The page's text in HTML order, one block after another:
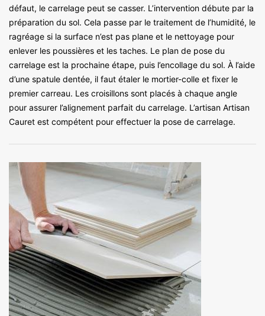
défaut, le carrelage peut se casser. L’intervention débute par la
préparation du sol. Cela passe par le traitement de l’humidité, le
ragréage si la surface n’est pas plane et le nettoyage pour
enlever les poussières et les taches. Le plan de pose du
carrelage est la prochaine étape, puis l’encollage du sol. À l’aide
d’une spatule dentée, il faut étaler le mortier-colle et fixer le
premier carreau. Les croisillons sont placés à chaque angle
pour assurer l’alignement parfait du carrelage. L’artisan Artisan
Cauret est compétent pour effectuer la pose de carrelage.